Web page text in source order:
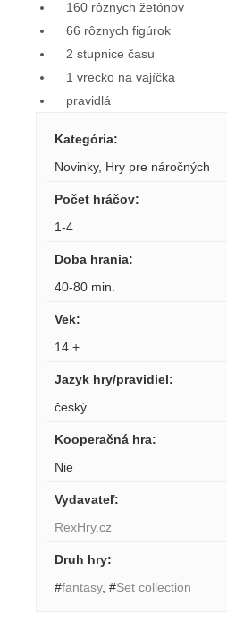
160 rôznych žetónov
66 rôznych figúrok
2 stupnice času
1 vrecko na vajíčka
pravidlá
Kategória:
Novinky, Hry pre náročných
Počet hráčov:
1-4
Doba hrania:
40-80 min.
Vek:
14 +
Jazyk hry/pravidiel:
český
Kooperačná hra:
Nie
Vydavateľ:
RexHry.cz
Druh hry:
#fantasy, #Set collection